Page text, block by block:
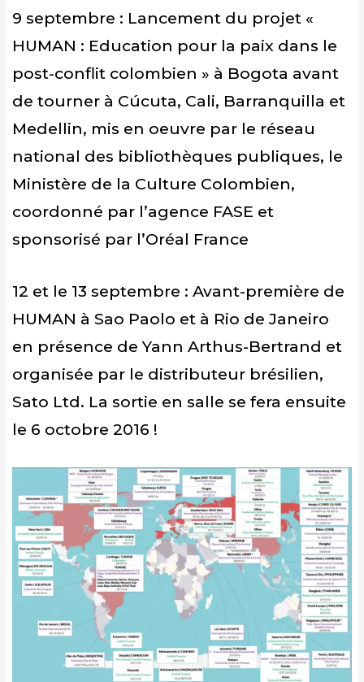
9 septembre : Lancement du projet «
HUMAN : Education pour la paix dans le
post-conflit colombien » à Bogota avant
de tourner à Cúcuta, Cali, Barranquilla et
Medellin, mis en oeuvre par le réseau
national des bibliothèques publiques, le
Ministère de la Culture Colombien,
coordonné par l’agence FASE et
sponsorisé par l’Oréal France
12 et le 13 septembre : Avant-première de
HUMAN à Sao Paolo et à Rio de Janeiro
en présence de Yann Arthus-Bertrand et
organisée par le distributeur brésilien,
Sato Ltd. La sortie en salle se fera ensuite
le 6 octobre 2016 !